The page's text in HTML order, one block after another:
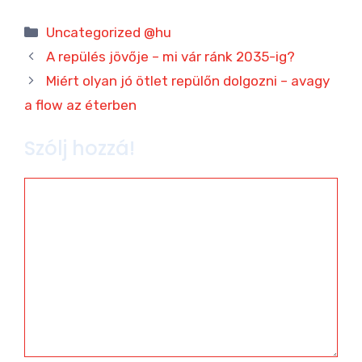
Kategória
Uncategorized @hu
A repülés jövője – mi vár ránk 2035-ig?
Miért olyan jó ötlet repülőn dolgozni – avagy
a flow az éterben
Szólj hozzá!